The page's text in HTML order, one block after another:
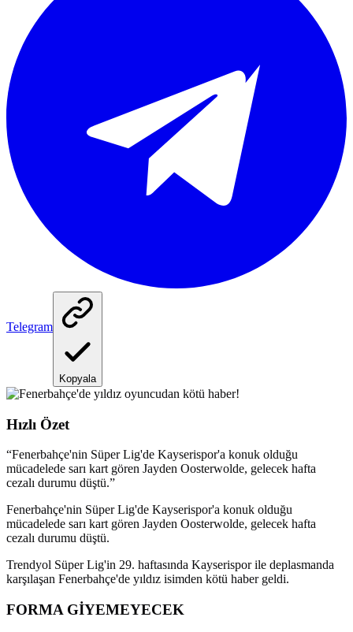
Telegram
Kopyala
Hızlı Özet
“Fenerbahçe'nin Süper Lig'de Kayserispor'a konuk olduğu
mücadelede sarı kart gören Jayden Oosterwolde, gelecek hafta
cezalı durumu düştü.”
Fenerbahçe'nin Süper Lig'de Kayserispor'a konuk olduğu
mücadelede sarı kart gören Jayden Oosterwolde, gelecek hafta
cezalı durumu düştü.
Trendyol Süper Lig'in 29. haftasında Kayserispor ile deplasmanda
karşılaşan Fenerbahçe'de yıldız isimden kötü haber geldi.
FORMA GİYEMEYECEK